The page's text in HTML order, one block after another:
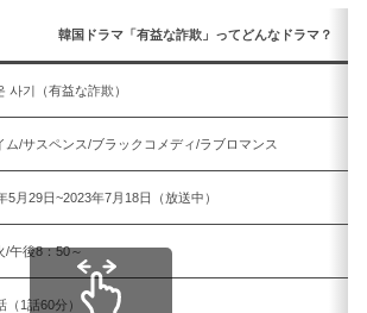
韓国ドラマ「有益な詐欺」ってどんなドラマ？
사기（有益な詐欺）
ム/サスペンス/ブラックコメディ/ラブロマンス
5月29日~2023年7月18日（放送中）
/午後8：50～
（1話60分）